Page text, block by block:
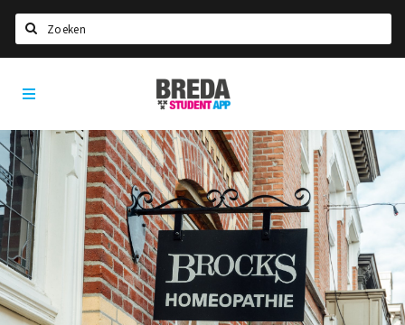
HOME
STUDEREN
Voel je thuis in Breda | GoodMood
Welkom in Breda
Studentenverenigingen
Studentenraad
Studentenroutes
Breda
Student